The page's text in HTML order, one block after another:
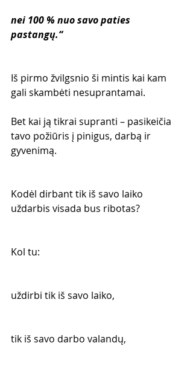
nei 100 % nuo savo paties
pastangų.“
Iš pirmo žvilgsnio ši mintis kai kam
gali skambėti nesuprantamai.
Bet kai ją tikrai supranti – pasikeičia
tavo požiūris į pinigus, darbą ir
gyvenimą.
Kodėl dirbant tik iš savo laiko
uždarbis visada bus ribotas?
Kol tu:
uždirbi tik iš savo laiko,
tik iš savo darbo valandų,